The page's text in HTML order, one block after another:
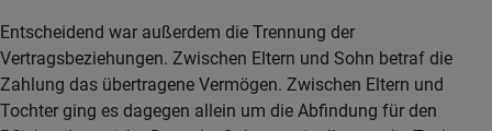
Entscheidend war außerdem die Trennung der
Vertragsbeziehungen. Zwischen Eltern und Sohn betraf die
Zahlung das übertragene Vermögen. Zwischen Eltern und
Tochter ging es dagegen allein um die Abfindung für den